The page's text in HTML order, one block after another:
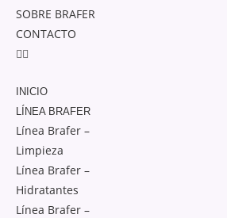
SOBRE BRAFER
CONTACTO
INICIO
LÍNEA BRAFER
Línea Brafer –
Limpieza
Línea Brafer –
Hidratantes
Línea Brafer –